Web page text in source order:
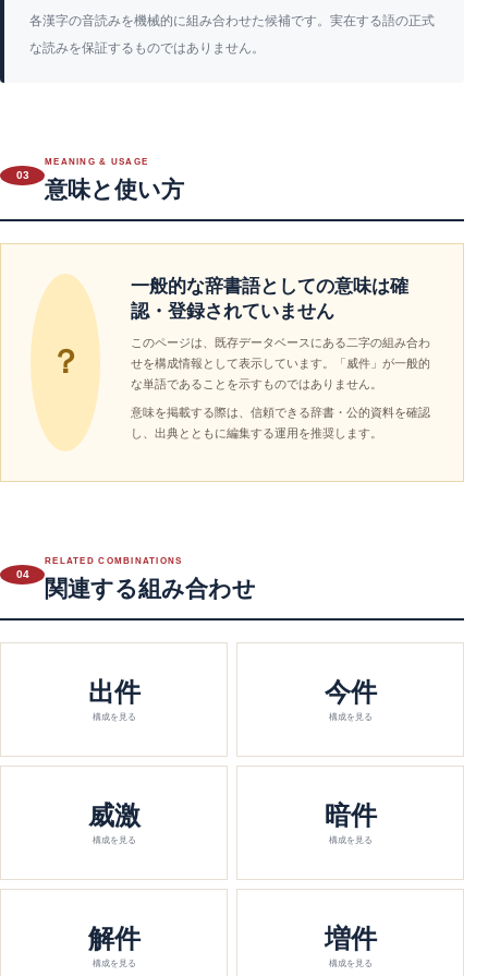
各漢字の音読みを機械的に組み合わせた候補です。実在する語の正式
な読みを保証するものではありません。
03
MEANING & USAGE
意味と使い方
？
一般的な辞書語としての意味は確
認・登録されていません
このページは、既存データベースにある二字の組み合わ
せを構成情報として表示しています。「威件」が一般的
な単語であることを示すものではありません。
意味を掲載する際は、信頼できる辞書・公的資料を確認
し、出典とともに編集する運用を推奨します。
04
RELATED COMBINATIONS
関連する組み合わせ
出件
構成を見る
今件
構成を見る
威激
構成を見る
暗件
構成を見る
解件
構成を見る
増件
構成を見る